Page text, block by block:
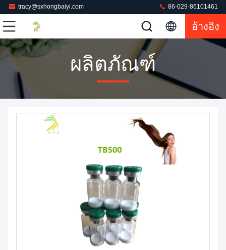
tracy@sxhongbaiyi.com 86-029-86101461
อ้างอิง
ผลิตภัณฑ์